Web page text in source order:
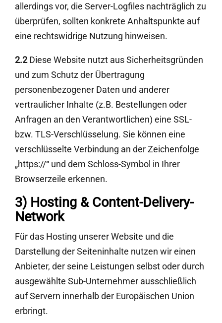
allerdings vor, die Server-Logfiles nachträglich zu
überprüfen, sollten konkrete Anhaltspunkte auf
eine rechtswidrige Nutzung hinweisen.
2.2Diese Website nutzt aus Sicherheitsgründen
und zum Schutz der Übertragung
personenbezogener Daten und anderer
vertraulicher Inhalte (z.B. Bestellungen oder
Anfragen an den Verantwortlichen) eine SSL-
bzw. TLS-Verschlüsselung. Sie können eine
verschlüsselte Verbindung an der Zeichenfolge
„https://“ und dem Schloss-Symbol in Ihrer
Browserzeile erkennen.
3) Hosting & Content-Delivery-
Network
Für das Hosting unserer Website und die
Darstellung der Seiteninhalte nutzen wir einen
Anbieter, der seine Leistungen selbst oder durch
ausgewählte Sub-Unternehmer ausschließlich
auf Servern innerhalb der Europäischen Union
erbringt.